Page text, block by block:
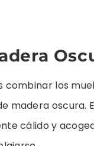
combinar los
madera oscura.
cálido y